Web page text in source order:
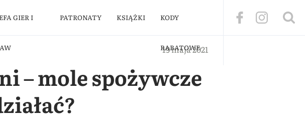
GIER I PATRONATY KSIĄŻKI KODY
RABATOWE
19 maja 2021
– mole spożywcze